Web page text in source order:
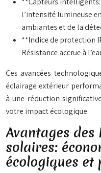
l’intensité lumineuse
ambiantes et de la
**Indice de protection
Résistance accrue à
Ces avancées
éclairage extérieur
à une réduction
votre impact écologique.
Avantages des
solaires:
écologiques et